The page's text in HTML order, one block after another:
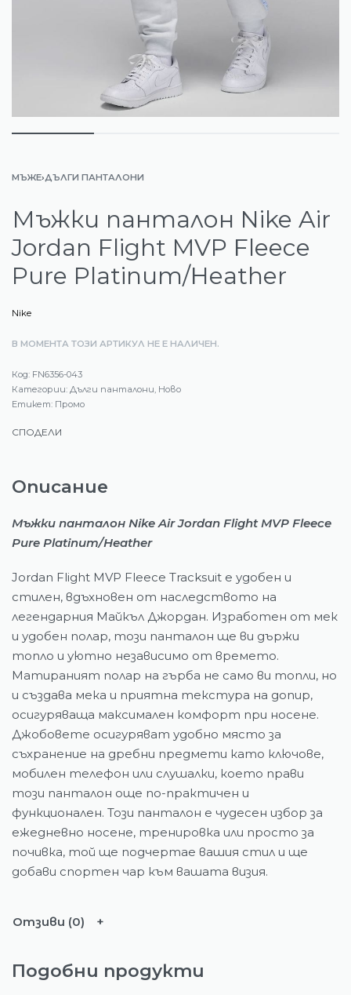
МЪЖЕ›ДЪЛГИ ПАНТАЛОНИ
Мъжки панталон Nike Air
Jordan Flight MVP Fleece
Pure Platinum/Heather
Nike
В МОМЕНТА ТОЗИ АРТИКУЛ НЕ Е НАЛИЧЕН.
FN6356-043
Категории: Дълги панталони Ново
Етикет: Промо
СПОДЕЛИ
Описание
Мъжки панталон Nike Air Jordan Flight MVP Fleece
Pure Platinum/Heather
Jordan Flight MVP Fleece Tracksuit е удобен и
стилен, вдъхновен от наследството на
легендарния Майкъл Джордан. Изработен от мек
и удобен полар, този панталон ще ви държи
топло и уютно независимо от времето.
Матираният полар на гърба не само ви топли, но
и създава мека и приятна текстура на допир,
осигуряваща максимален комфорт при носене.
Джобовете осигуряват удобно място за
съхранение на дребни предмети като ключове,
мобилен телефон или слушалки, което прави
този панталон още по-практичен и
функционален. Този панталон е чудесен избор за
ежедневно носене, тренировка или просто за
почивка, той ще подчертае вашия стил и ще
добави спортен чар към вашата визия.
Отзиви (0)
Подобни продукти